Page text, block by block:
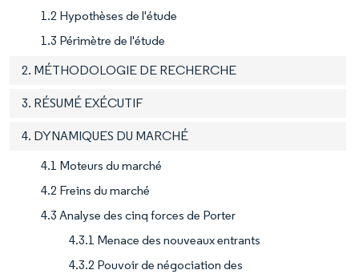
1.2 Hypothèses de l'étude
1.3 Périmètre de l'étude
2. MÉTHODOLOGIE DE RECHERCHE
3. RÉSUMÉ EXÉCUTIF
4. DYNAMIQUES DU MARCHÉ
4.1 Moteurs du marché
4.2 Freins du marché
4.3 Analyse des cinq forces de Porter
4.3.1 Menace des nouveaux entrants
4.3.2 Pouvoir de négociation des